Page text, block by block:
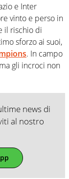
e Inter
vinto e perso in
il rischio di
sforzo ai suoi,
. In campo
gli incroci non
news di
al nostro